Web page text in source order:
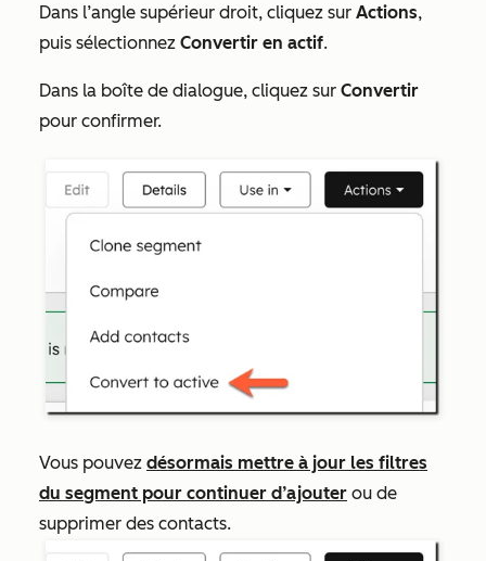
Dans l’angle supérieur droit, cliquez sur Actions,
puis sélectionnez Convertir en actif.
Dans la boîte de dialogue, cliquez sur Convertir
pour confirmer.
Vous pouvez désormais mettre à jour les filtres
du segment pour continuer d’ajouter ou de
supprimer des contacts.